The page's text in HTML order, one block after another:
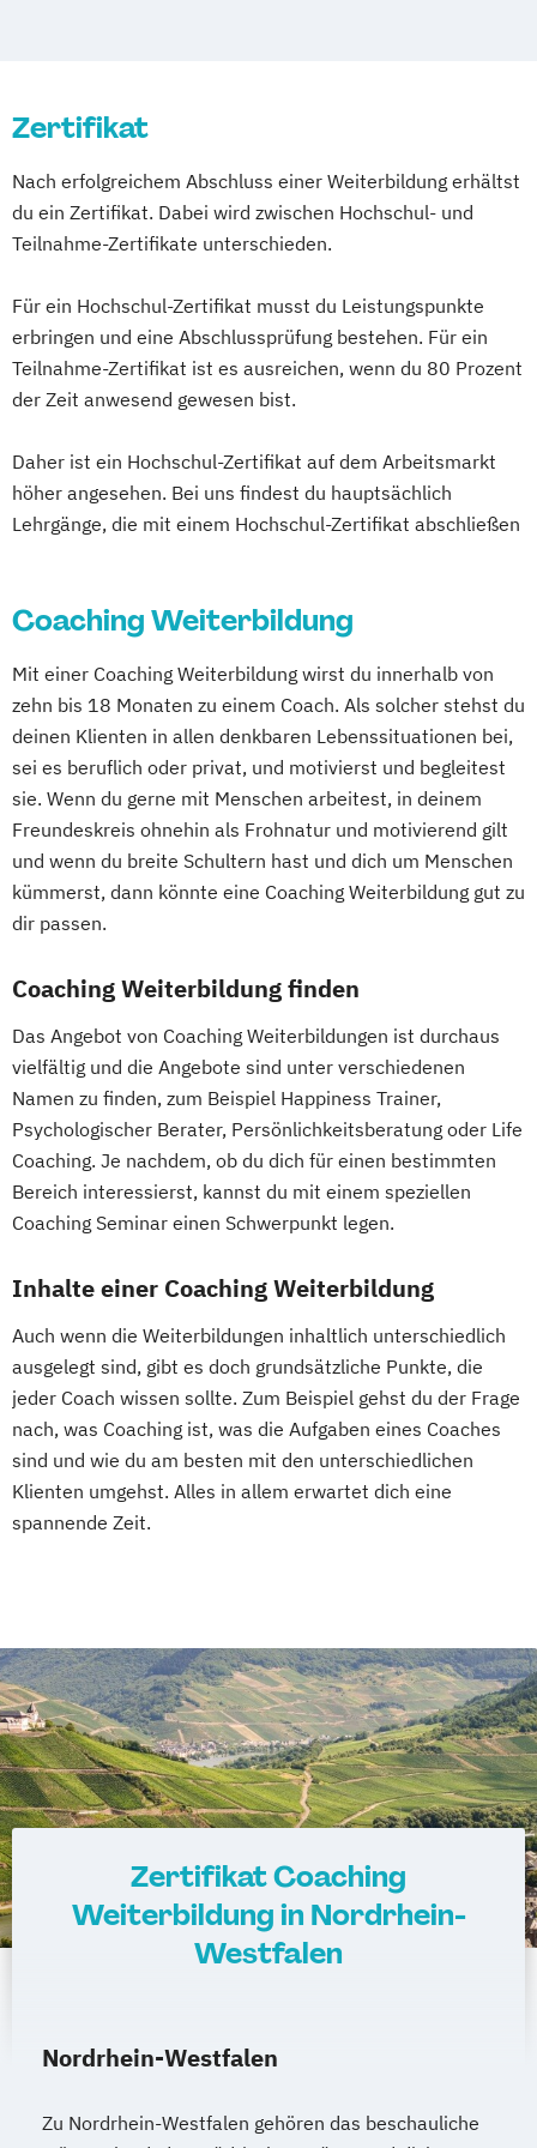
Traumafachberater/-in
Zertifikat
Nach erfolgreichem Abschluss einer Weiterbildung erhältst
du ein Zertifikat. Dabei wird zwischen Hochschul- und
Teilnahme-Zertifikate unterschieden.
Für ein Hochschul-Zertifikat musst du Leistungspunkte
erbringen und eine Abschlussprüfung bestehen. Für ein
Teilnahme-Zertifikat ist es ausreichen, wenn du 80 Prozent
der Zeit anwesend gewesen bist.
Daher ist ein Hochschul-Zertifikat auf dem Arbeitsmarkt
höher angesehen. Bei uns findest du hauptsächlich
Lehrgänge, die mit einem Hochschul-Zertifikat abschließen
Coaching Weiterbildung
Mit einer Coaching Weiterbildung wirst du innerhalb von
zehn bis 18 Monaten zu einem Coach. Als solcher stehst du
deinen Klienten in allen denkbaren Lebenssituationen bei,
sei es beruflich oder privat, und motivierst und begleitest
sie. Wenn du gerne mit Menschen arbeitest, in deinem
Freundeskreis ohnehin als Frohnatur und motivierend gilt
und wenn du breite Schultern hast und dich um Menschen
kümmerst, dann könnte eine Coaching Weiterbildung gut zu
dir passen.
Coaching Weiterbildung finden
Das Angebot von Coaching Weiterbildungen ist durchaus
vielfältig und die Angebote sind unter verschiedenen
Namen zu finden, zum Beispiel Happiness Trainer,
Psychologischer Berater, Persönlichkeitsberatung oder Life
Coaching. Je nachdem, ob du dich für einen bestimmten
Bereich interessierst, kannst du mit einem speziellen
Coaching Seminar einen Schwerpunkt legen.
Inhalte einer Coaching Weiterbildung
Auch wenn die Weiterbildungen inhaltlich unterschiedlich
ausgelegt sind, gibt es doch grundsätzliche Punkte, die
jeder Coach wissen sollte. Zum Beispiel gehst du der Frage
nach, was Coaching ist, was die Aufgaben eines Coaches
sind und wie du am besten mit den unterschiedlichen
Klienten umgehst. Alles in allem erwartet dich eine
spannende Zeit.
Zertifikat Coaching
Weiterbildung in Nordrhein-
Westfalen
Nordrhein-Westfalen
Zu Nordrhein-Westfalen gehören das beschauliche